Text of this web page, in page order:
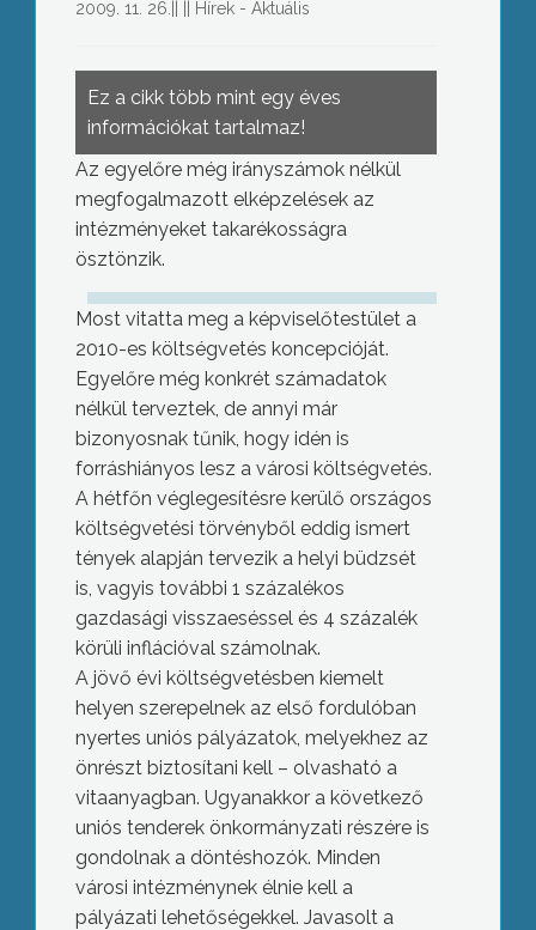
2009. 11. 26. Hírek - Aktuális
Ez a cikk több mint egy éves
információkat tartalmaz!
Az egyelőre még irányszámok nélkül
megfogalmazott elképzelések az
intézményeket takarékosságra
ösztönzik.
Most vitatta meg a képviselőtestület a
2010-es költségvetés koncepcióját.
Egyelőre még konkrét számadatok
nélkül terveztek, de annyi már
bizonyosnak tűnik, hogy idén is
forráshiányos lesz a városi költségvetés.
A hétfőn véglegesítésre kerülő országos
költségvetési törvényből eddig ismert
tények alapján tervezik a helyi büdzsét
is, vagyis további 1 százalékos
gazdasági visszaeséssel és 4 százalék
körüli inflációval számolnak.
A jövő évi költségvetésben kiemelt
helyen szerepelnek az első fordulóban
nyertes uniós pályázatok, melyekhez az
önrészt biztosítani kell – olvasható a
vitaanyagban. Ugyanakkor a következő
uniós tenderek önkormányzati részére is
gondolnak a döntéshozók. Minden
városi intézménynek élnie kell a
pályázati lehetőségekkel. Javasolt a